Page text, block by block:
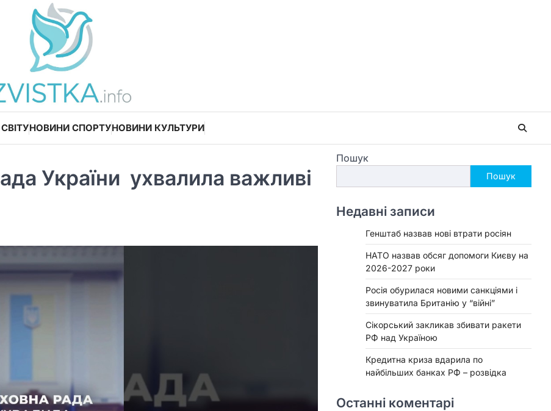
НОВИНИ СПОРТУНОВИНИ КУЛЬТУРИ
України ухвалила важливі
Пошук
Пошук
Недавні записи
Генштаб назвав нові втрати росіян
НАТО назвав обсяг допомоги Києву на
2026-2027 роки
Росія обурилася новими санкціями і
звинуватила Британію у “війні”
Сікорський закликав збивати ракети
РФ над Україною
Кредитна криза вдарила по
найбільших банках РФ – розвідка
Останні коментарі